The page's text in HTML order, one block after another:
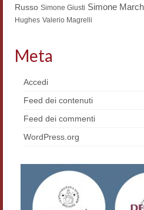
ERASMUS/DEMM
Pubblicazioni
Koreanische Literatur
Altri volumi
Atti di convegno
Russo Simone Giusti Simone
Hughes Valerio Magrelli
Meta
Accedi
Feed dei contenuti
Feed dei commenti
WordPress.org